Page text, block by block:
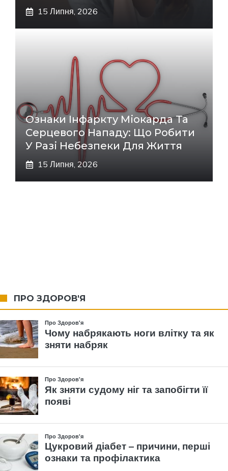
15 Липня, 2026
Ознаки Інфаркту Міокарда Та
Серцевого Нападу: Що Робити
У Разі Небезпеки Для Життя
15 Липня, 2026
ПРО ЗДОРОВ'Я